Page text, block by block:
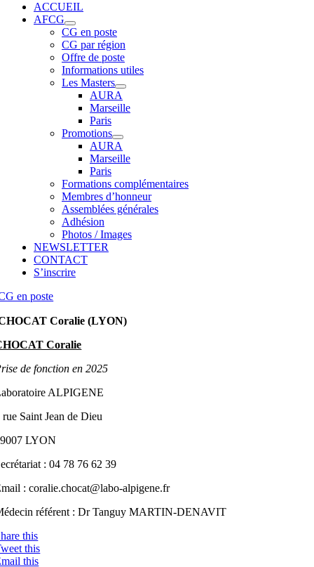
ACCUEIL
AFCG
CG en poste
CG par région
Offre de poste
Informations utiles
Les Masters
AURA
Marseille
Paris
Promotions
AURA
Marseille
Paris
Formations complémentaires
Membres d’honneur
Assemblées générales
Adhésion
Photos / Images
NEWSLETTER
CONTACT
S’inscrire
en poste
Coralie (LYON)
Coralie
de fonction en 2025
ALPIGENE
rue Saint Jean de Dieu
LYON
: 04 78 76 62 39
: coralie.chocat@labo-alpigene.fr
référent : Dr Tanguy MARTIN-DENAVIT
this
this
this